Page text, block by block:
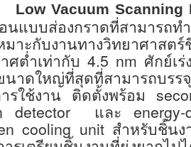
Scanning
อนแบบส่องกราดที่สามาร
มาะกับงานทางวิทยาศาส
ศต่ำเท่ากับ 4.5 nm ศักย์เ
าดใหญ่ที่สุดที่สามารถบรร
ารใช้งาน ติดตั้งพร้อม
detector และ
cooling unit สำหรับชิ้น